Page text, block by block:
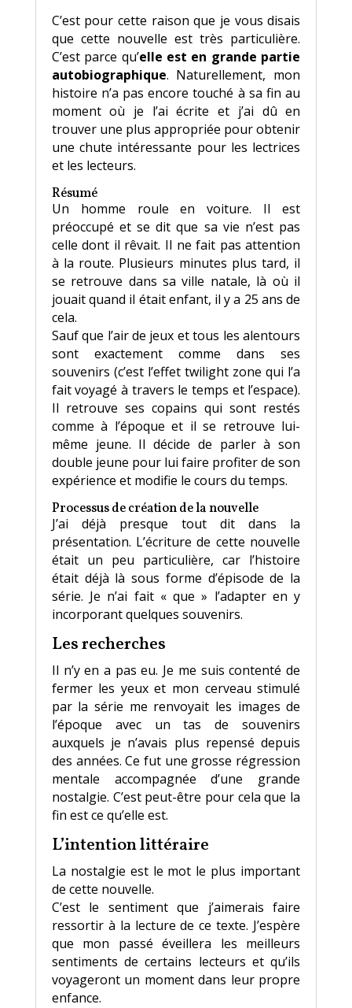
C’est pour cette raison que je vous disais
que cette nouvelle est très particulière.
C’est parce qu’elle est en grande partie
autobiographique. Naturellement, mon
histoire n’a pas encore touché à sa fin au
moment où je l’ai écrite et j’ai dû en
trouver une plus appropriée pour obtenir
une chute intéressante pour les lectrices
et les lecteurs.
Résumé
Un homme roule en voiture. Il est
préoccupé et se dit que sa vie n’est pas
celle dont il rêvait. Il ne fait pas attention
à la route. Plusieurs minutes plus tard, il
se retrouve dans sa ville natale, là où il
jouait quand il était enfant, il y a 25 ans de
cela.
Sauf que l’air de jeux et tous les alentours
sont exactement comme dans ses
souvenirs (c’est l’effet twilight zone qui l’a
fait voyagé à travers le temps et l’espace).
Il retrouve ses copains qui sont restés
comme à l’époque et il se retrouve lui-
même jeune. Il décide de parler à son
double jeune pour lui faire profiter de son
expérience et modifie le cours du temps.
Processus de création de la nouvelle
J’ai déjà presque tout dit dans la
présentation. L’écriture de cette nouvelle
était un peu particulière, car l’histoire
était déjà là sous forme d’épisode de la
série. Je n’ai fait « que » l’adapter en y
incorporant quelques souvenirs.
Les recherches
Il n’y en a pas eu. Je me suis contenté de
fermer les yeux et mon cerveau stimulé
par la série me renvoyait les images de
l’époque avec un tas de souvenirs
auxquels je n’avais plus repensé depuis
des années. Ce fut une grosse régression
mentale accompagnée d’une grande
nostalgie. C’est peut-être pour cela que la
fin est ce qu’elle est.
L’intention littéraire
La nostalgie est le mot le plus important
de cette nouvelle.
C’est le sentiment que j’aimerais faire
ressortir à la lecture de ce texte. J’espère
que mon passé éveillera les meilleurs
sentiments de certains lecteurs et qu’ils
voyageront un moment dans leur propre
enfance.